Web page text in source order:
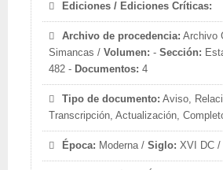
Ediciones / Ediciones Críticas:
Archivo de procedencia: Archivo
Simancas /Volumen: -Sección:
482 - Documentos: 4
Tipo de documento: Aviso,
Transcripción, Actualización,
Época: Moderna /Siglo: XVI DC